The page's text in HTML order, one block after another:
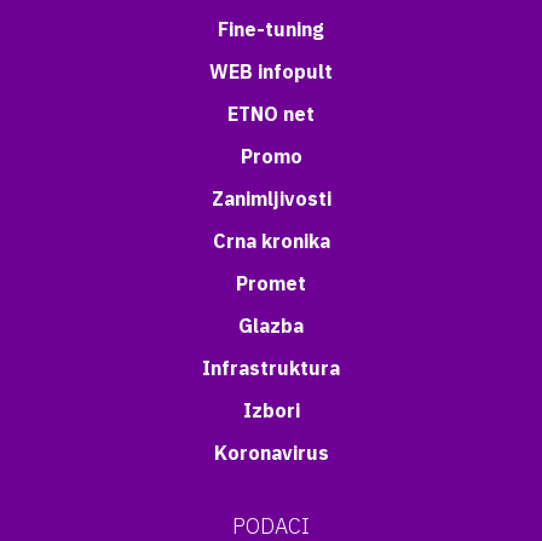
Fine-tuning
WEB infopult
ETNO net
Promo
Zanimljivosti
Crna kronika
Promet
Glazba
Infrastruktura
Izbori
Koronavirus
PODACI